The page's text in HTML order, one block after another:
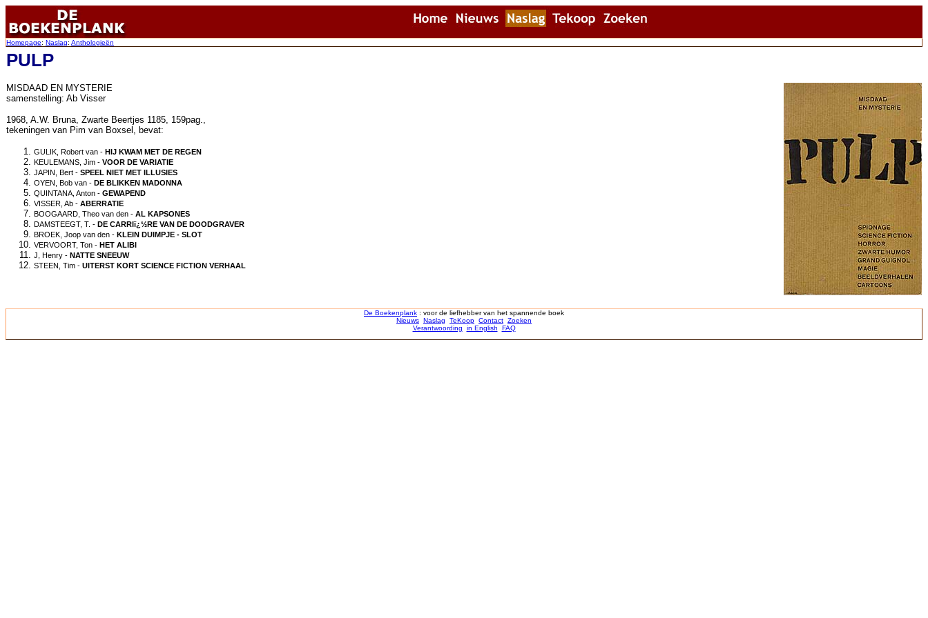
Homepage: Naslag: Anthologieën
PULP
MISDAAD EN MYSTERIE
samenstelling: Ab Visser
1968, A.W. Bruna, Zwarte Beertjes 1185, 159pag.,
tekeningen van Pim van Boxsel, bevat:
GULIK, Robert van - HIJ KWAM MET DE REGEN
KEULEMANS, Jim - VOOR DE VARIATIE
JAPIN, Bert - SPEEL NIET MET ILLUSIES
OYEN, Bob van - DE BLIKKEN MADONNA
QUINTANA, Anton - GEWAPEND
VISSER, Ab - ABERRATIE
BOOGAARD, Theo van den - AL KAPSONES
DAMSTEEGT, T. - DE CARRIï¿½RE VAN DE DOODGRAVER
BROEK, Joop van den - KLEIN DUIMPJE - SLOT
VERVOORT, Ton - HET ALIBI
J, Henry - NATTE SNEEUW
STEEN, Tim - UITERST KORT SCIENCE FICTION VERHAAL
De Boekenplank : voor de liefhebber van het spannende boek
Nieuws Naslag TeKoop Contact Zoeken
Verantwoording
in English FAQ